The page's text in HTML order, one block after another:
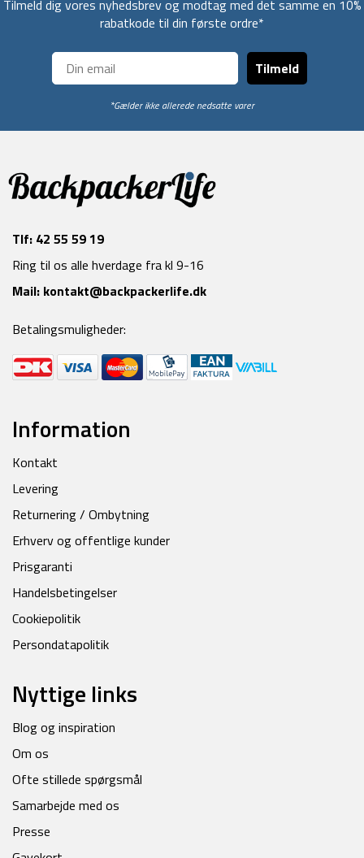
Tilmeld dig vores nyhedsbrev og modtag med det samme en 10%
rabatkode til din første ordre*
Tilmeld
*Gælder ikke allerede nedsatte varer
Tlf: 42 55 59 19
Ring til os alle hverdage fra kl 9-16
Mail: kontakt@backpackerlife.dk
Betalingsmuligheder:
Information
Kontakt
Levering
Returnering / Ombytning
Erhverv og offentlige kunder
Prisgaranti
Handelsbetingelser
Cookiepolitik
Persondatapolitik
Nyttige links
Blog og inspiration
Om os
Ofte stillede spørgsmål
Samarbejde med os
Presse